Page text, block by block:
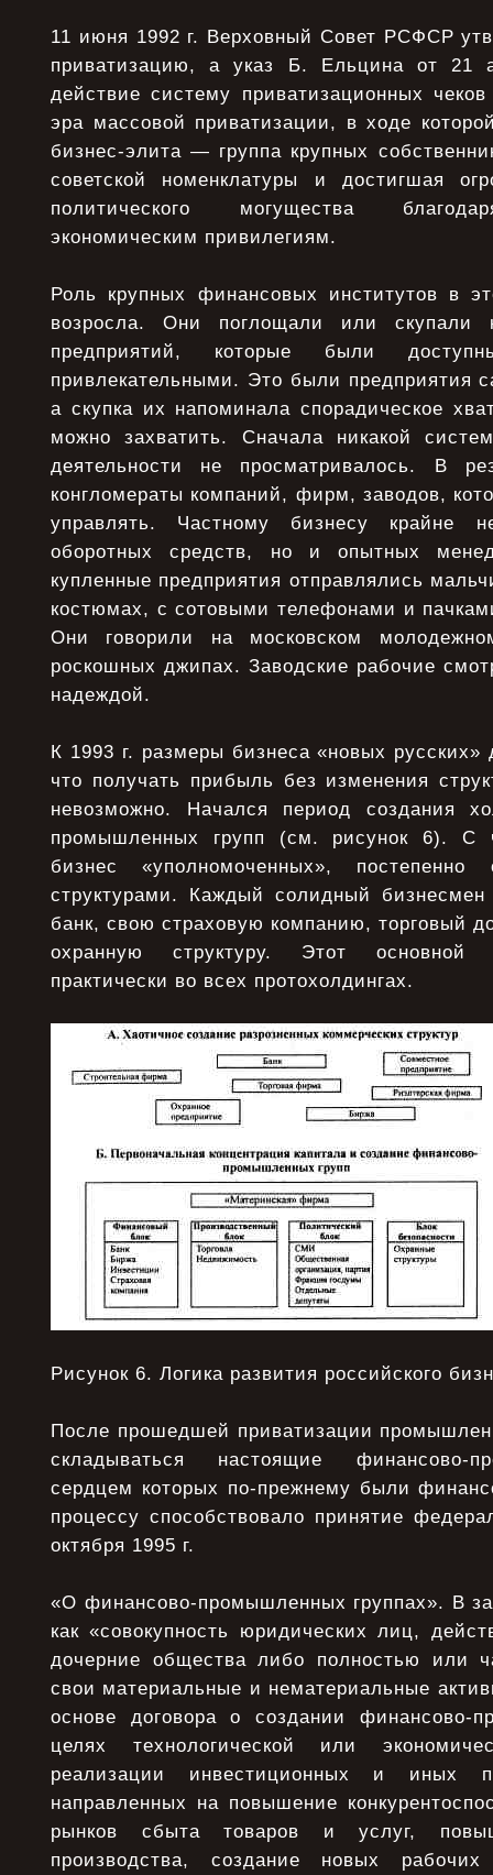
11 июня 1992 г. Верховный Совет РСФСР
приватизацию, а указ Б. Ельцина от 21
действие систему приватизационных
эра массовой приватизации, в ходе
бизнес-элита — группа крупных
советской номенклатуры и достигшая
политического могущества
экономическим привилегиям.
Роль крупных финансовых институтов в
возросла. Они поглощали или скупали
предприятий, которые были
привлекательными. Это были предприятия
а скупка их напоминала спорадическое
можно захватить. Сначала никакой
деятельности не просматривалось. В
конгломераты компаний, фирм, заводов,
управлять. Частному бизнесу крайне
оборотных средств, но и опытных
купленные предприятия отправлялись
костюмах, с сотовыми телефонами и
Они говорили на московском
роскошных джипах. Заводские рабочие
надеждой.
К 1993 г. размеры бизнеса «новых русских»
что получать прибыль без изменения
невозможно. Начался период создания
промышленных групп (см. рисунок 6). С
бизнес «уполномоченных»,
структурами. Каждый солидный
банк, свою страховую компанию, торговый
охранную структуру. Этот основной
практически во всех протохолдингах.
Рисунок 6. Логика развития российского
После прошедшей приватизации
складываться настоящие финансово-
сердцем которых по-прежнему были
процессу способствовало принятие
октября 1995 г.
«О финансово-промышленных группах». В
как «совокупность юридических лиц,
дочерние общества либо полностью или
свои материальные и нематериальные
основе договора о создании финансово-
целях технологической или
реализации инвестиционных и иных
направленных на повышение
рынков сбыта товаров и услуг,
производства, создание новых